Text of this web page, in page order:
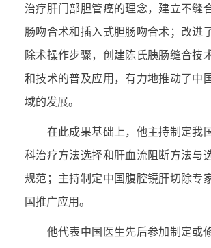
治疗肝门部胆管癌的理念，建立不缝
肠吻合术和插入式胆肠吻合术；改进
除术操作步骤，创建陈氏胰肠缝合技
和技术的普及应用，有力地推动了中
域的发展。
在此成果基础上，他主持制定我
科治疗方法选择和肝血流阻断方法与
规范；主持制定中国腹腔镜肝切除专
国推广应用。
他代表中国医生先后参加制定或